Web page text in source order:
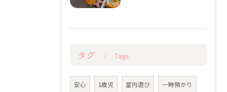
タグ Tags
安心 1歳児 室内遊び 一時預かり